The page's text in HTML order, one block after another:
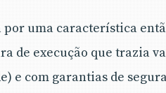
uma característica
de execução que trazia
e com garantias de